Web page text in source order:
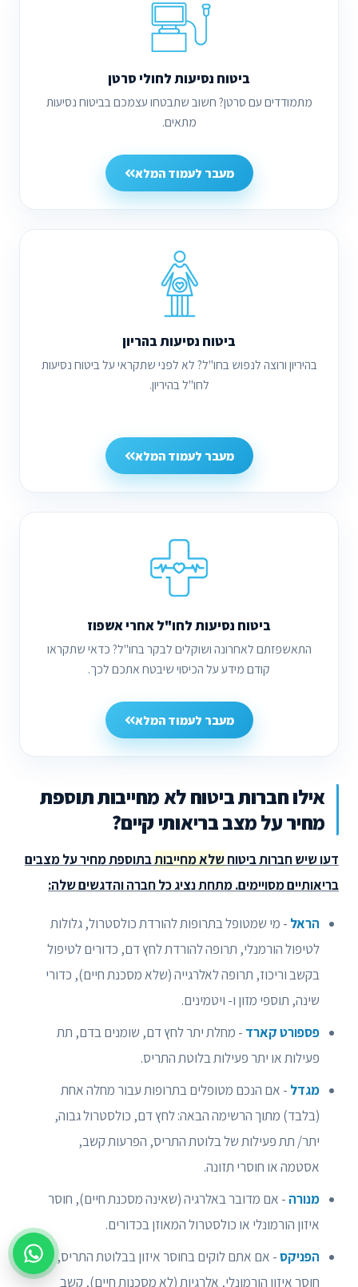
ביטוח נסיעות לחולי סרטן
מתמודדים עם סרטן? חשוב שתבטחו עצמכם בביטוח נסיעות
מתאים.
מעבר לעמוד המלא
ביטוח נסיעות בהריון
בהיריון ורוצה לנפוש בחו"ל? לא לפני שתקראי על ביטוח נסיעות
לחו"ל בהיריון.
מעבר לעמוד המלא
ביטוח נסיעות לחו"ל אחרי אשפוז
התאשפזתם לאחרונה ושוקלים לבקר בחו"ל? כדאי שתקראו
קודם מידע על הכיסוי שיבטח אתכם לכך.
מעבר לעמוד המלא
אילו חברות ביטוח לא מחייבות תוספת
מחיר על מצב בריאותי קיים?
דעו שיש חברות ביטוחשלא מחייבותבתוספת מחיר על מצבים
בריאותיים מסויימים. מתחת נציג כל חברה והדגשים שלה:
הראל - מי שמטופל בתרופות להורדת כולסטרול, גלולות
לטיפול הורמנלי, תרופה להורדת לחץ דם, כדורים לטיפול
בקשב וריכוז, תרופה לאלרגייה (שלא מסכנת חיים), כדורי
שינה, תוספי מזון ו- ויטמינים.
פספורט קארד - מחלת יתר לחץ דם, שומנים בדם, תת
פעילות או יתר פעילות בלוטת התריס.
מגדל - אם הנכם מטופלים בתרופות עבור מחלה אחת
(בלבד) מתוך הרשימה הבאה: לחץ דם, כולסטרול גבוה,
יתר/ תת פעילות של בלוטת התריס, הפרעות קשב,
אסטמה או חוסרי תזונה.
מנורה - אם מדובר באלרגיה (שאינה מסכנת חיים), חוסר
איזון הורמונלי או כולסטרול המאוזן בכדורים.
הפניקס- אם אתם לוקים בחוסר איזון בבלוטת התריס,
חוסר איזון הורמונלי, אלרגיות (לא מסכנות חיים), קשב
צור